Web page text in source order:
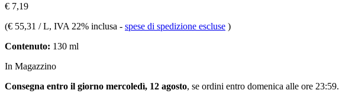
€ 7,19
(€ 55,31 / L, IVA 22% inclusa - spese di spedizione escluse )
Contenuto: 130 ml
In Magazzino
Consegna entro il giorno mercoledì, 12 agosto, se ordini entro domenica alle ore 23:59.